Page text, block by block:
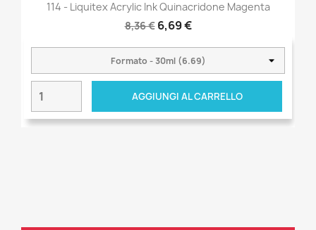
114 - Liquitex Acrylic Ink Quinacridone Magenta
8,36 € 6,69 €
AGGIUNGI AL CARRELLO